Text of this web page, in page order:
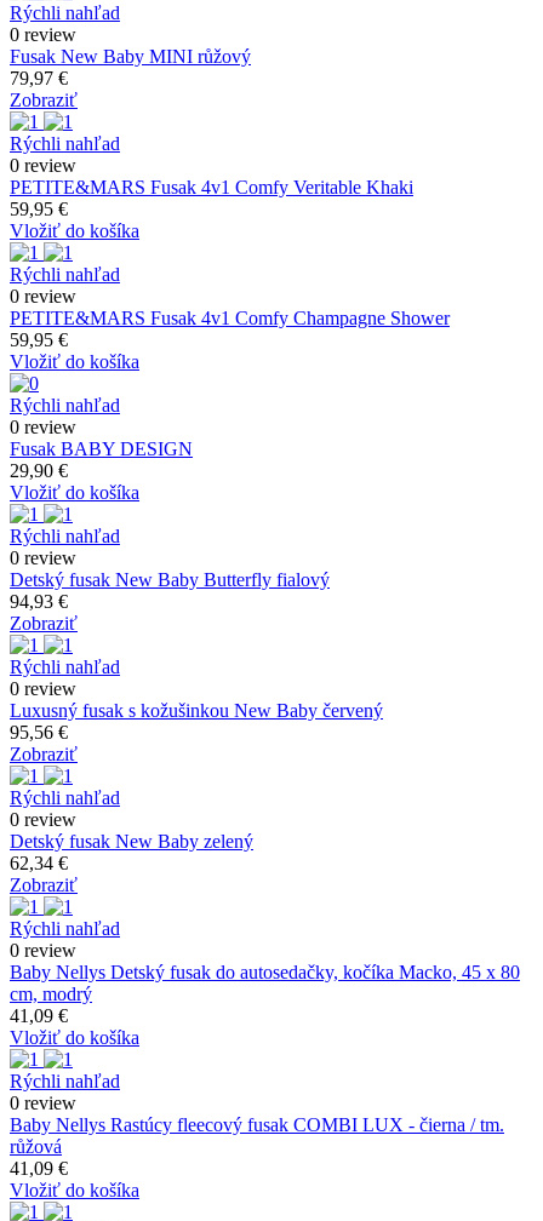
Rýchli nahľad
0 review
Fusak New Baby MINI růžový
79,97 €
Zobraziť
Rýchli nahľad
0 review
PETITE&MARS Fusak 4v1 Comfy Veritable Khaki
59,95 €
Vložiť do košíka
Rýchli nahľad
0 review
PETITE&MARS Fusak 4v1 Comfy Champagne Shower
59,95 €
Vložiť do košíka
Rýchli nahľad
0 review
Fusak BABY DESIGN
29,90 €
Vložiť do košíka
Rýchli nahľad
0 review
Detský fusak New Baby Butterfly fialový
94,93 €
Zobraziť
Rýchli nahľad
0 review
Luxusný fusak s kožušinkou New Baby červený
95,56 €
Zobraziť
Rýchli nahľad
0 review
Detský fusak New Baby zelený
62,34 €
Zobraziť
Rýchli nahľad
0 review
Baby Nellys Detský fusak do autosedačky, kočíka Macko, 45 x 80
cm, modrý
41,09 €
Vložiť do košíka
Rýchli nahľad
0 review
Baby Nellys Rastúcy fleecový fusak COMBI LUX - čierna / tm.
růžová
41,09 €
Vložiť do košíka